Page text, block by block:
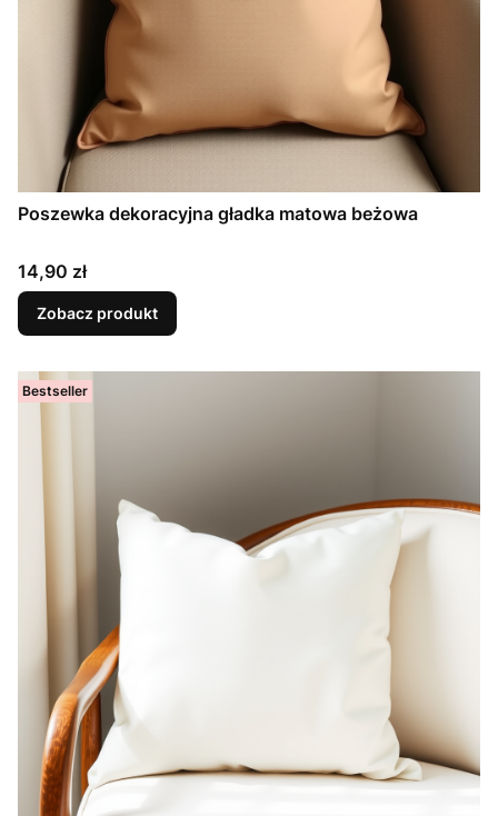
Poszewka dekoracyjna gładka matowa beżowa
Cena
14,90 zł
Zobacz produkt
Bestseller